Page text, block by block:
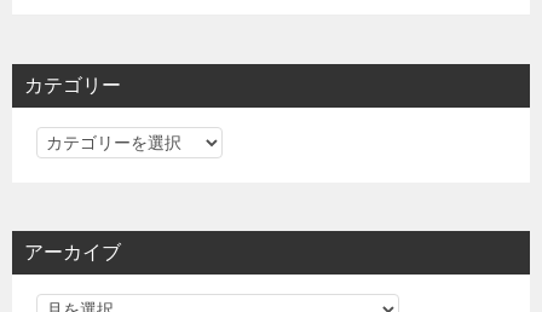
カテゴリー
カ
リ
アーカイブ